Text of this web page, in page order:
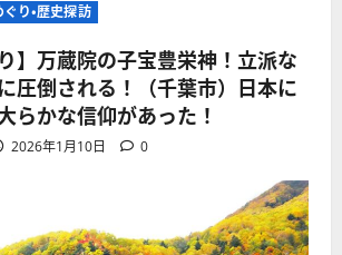
り・歴史探訪
】万蔵院の子宝豊栄神！立派な
圧倒される！（千葉市）日本に
らかな信仰があった！
2026年1月10日 0